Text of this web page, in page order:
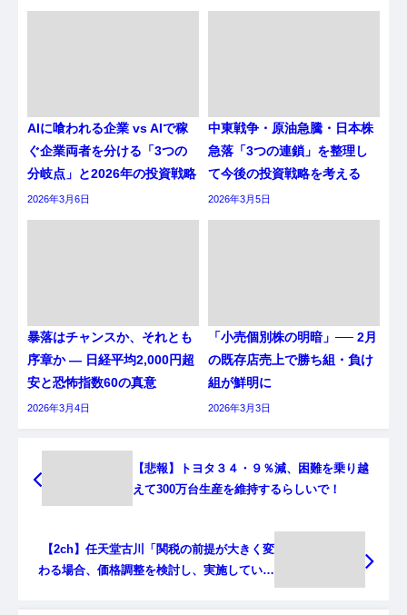
AIに喰われる企業 vs AIで稼
ぐ企業両者を分ける「3つの
分岐点」と2026年の投資戦略
2026年3月6日
中東戦争・原油急騰・日本株
急落「3つの連鎖」を整理し
て今後の投資戦略を考える
2026年3月5日
暴落はチャンスか、それとも
序章か ― 日経平均2,000円超
安と恐怖指数60の真意
2026年3月4日
「小売個別株の明暗」── 2月
の既存店売上で勝ち組・負け
組が鮮明に
2026年3月3日
【悲報】トヨタ３４・９％減、困難を乗り越
えて300万台生産を維持するらしいで！
【2ch】任天堂古川「関税の前提が大きく変
わる場合、価格調整を検討し、実施していき